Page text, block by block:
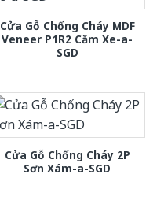
Cửa Gỗ Chống Cháy MDF
Veneer P1R2 Căm Xe-a-
SGD
Cửa Gỗ Chống Cháy 2P
Sơn Xám-a-SGD